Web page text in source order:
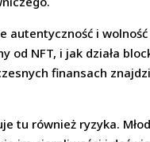
autentyczność i
od NFT, i jak działa
finansach
tu również ryzyka.